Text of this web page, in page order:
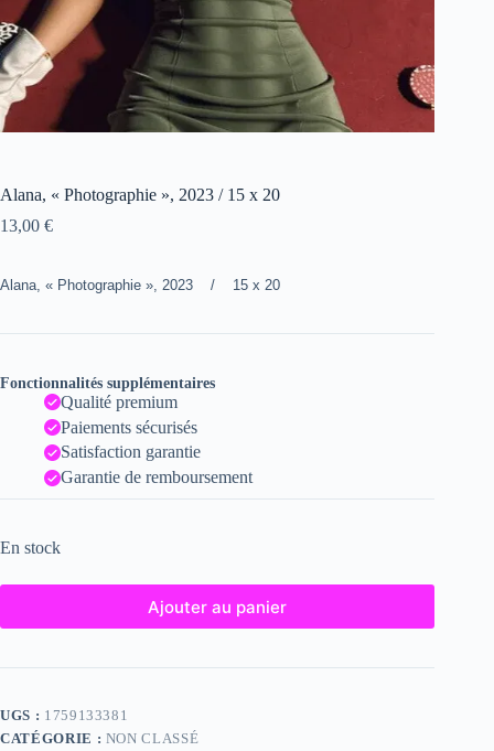
Alana, « Photographie », 2023 / 15 x 20
13,00 €
Alana, « Photographie », 2023 / 15 x 20
Fonctionnalités supplémentaires
Qualité premium
Paiements sécurisés
Satisfaction garantie
Garantie de remboursement
En stock
Ajouter au panier
UGS : 1759133381
CATÉGORIE : NON CLASSÉ